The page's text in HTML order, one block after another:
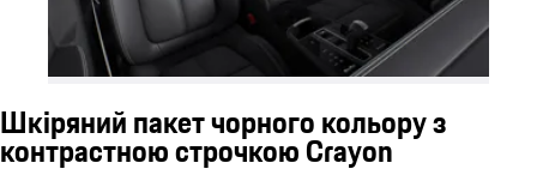
Шкіряний пакет чорного кольору з
контрастною строчкою Crayon